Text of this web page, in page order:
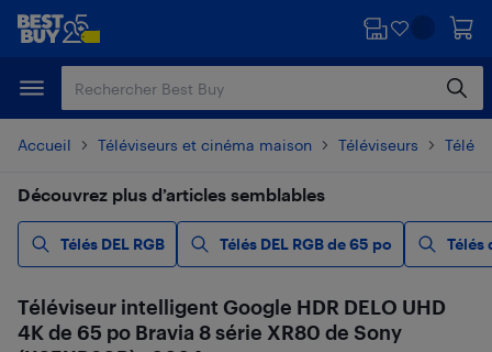
Passer
principal
Passer
Accueil Téléviseurs et cinéma maison Téléviseurs
Découvrez plus d’articles semblables
Télés DEL RGB Télés DEL RGB de 65 po Télés
Téléviseur intelligent Google HDR DELO UHD
4K de 65 po Bravia 8 série XR80 de Sony